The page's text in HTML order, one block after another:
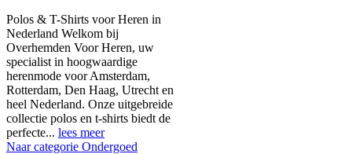
Polos & T-Shirts voor Heren in
Nederland Welkom bij
Overhemden Voor Heren, uw
specialist in hoogwaardige
herenmode voor Amsterdam,
Rotterdam, Den Haag, Utrecht en
heel Nederland. Onze uitgebreide
collectie polos en t-shirts biedt de
perfecte... lees meer
Naar categorie Ondergoed